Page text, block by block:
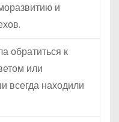
и
обратиться к
или
всегда находили